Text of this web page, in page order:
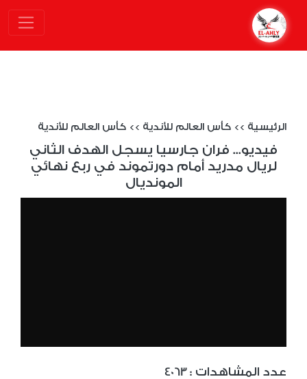
الرئيسية >> كأس العالم للأندية >> كأس العالم للأندية
فيديو... فران جارسيا يسجل الهدف الثاني
لريال مدريد أمام دورتموند في ربع نهائي
المونديال
4063 : عدد المشاهدات